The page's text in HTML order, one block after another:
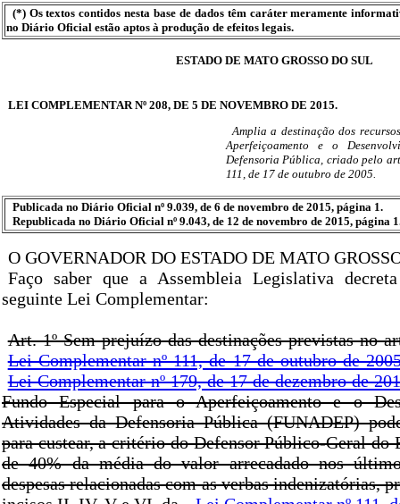
(*) Os textos contidos nesta base de dados têm caráter meramente
no Diário Oficial estão aptos à produção de efeitos legais.
ESTADO DE MATO GROSSO DO SUL
LEI COMPLEMENTAR Nº 208, DE 5 DE NOVEMBRO DE 2015.
Amplia a destinação dos
Aperfeiçoamento e o
Defensoria Pública, criado pelo
111, de 17 de outubro de 2005.
Publicada no Diário Oficial nº 9.039, de 6 de novembro de 2015, página 1.
Republicada no Diário Oficial nº 9.043, de 12 de novembro de 2015, página
O GOVERNADOR DO ESTADO DE MATO
Faço saber que a Assembleia Legislativa
seguinte Lei Complementar:
Art. 1º Sem prejuízo das destinações previstas no
Lei Complementar nº 111, de 17 de outubro de
Lei Complementar nº 179, de 17 de dezembro de
Fundo Especial para o Aperfeiçoamento e o
Atividades da Defensoria Pública (FUNADEP)
para custear, a critério do Defensor Público-Geral do
de 40% da média do valor arrecadado nos
despesas relacionadas com as verbas indenizatórias,